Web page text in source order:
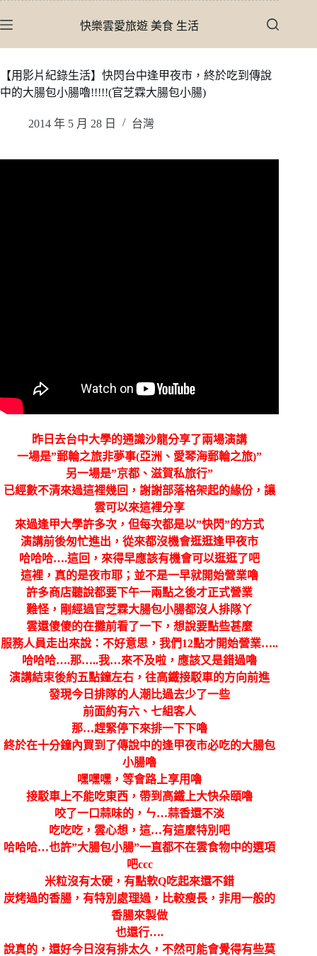
至
內
容
快樂雲愛旅遊 美食 生活
【用影片紀錄生活】快閃台中逢甲夜市，終於吃到傳說
中的大腸包小腸嚕!!!!!(官芝霖大腸包小腸)
2014 年 5 月 28 日 台灣
昨日去台中大學的通識沙龍分享了兩場演講
一場是”郵輪之旅非夢事(亞洲、愛琴海郵輪之旅)”
另一場是”京都、滋賀私旅行”
已經數不清來過這裡幾回，謝謝部落格架起的緣份，讓
雲可以來這裡分享
來過逢甲大學許多次，但每次都是以”快閃”的方式
演講前後匆忙進出，從來都沒機會逛逛逢甲夜市
哈哈哈….這回，來得早應該有機會可以逛逛了吧
這裡，真的是夜市耶；並不是一早就開始營業嚕
許多商店聽說都要下午一兩點之後才正式營業
難怪，剛經過官芝霖大腸包小腸都沒人排隊丫
雲還傻傻的在攤前看了一下，想說要點些甚麼
服務人員走出來說：不好意思，我們12點才開始營業…..
哈哈哈….那…..我…來不及啦，應該又是錯過嚕
演講結束後約五點鐘左右，往高鐵接駁車的方向前進
發現今日排隊的人潮比過去少了一些
前面約有六、七組客人
那…趕緊停下來排一下下嚕
終於在十分鐘內買到了傳說中的逢甲夜市必吃的大腸包
小腸嚕
嘿嘿嘿，等會路上享用嚕
接駁車上不能吃東西，帶到高鐵上大快朵頤嚕
咬了一口蒜味的，ㄣ…蒜香還不淡
吃吃吃，雲心想，這…有這麼特別吧
哈哈哈…也許”大腸包小腸”一直都不在雲食物中的選項
吧ccc
米粒沒有太硬，有點軟Q吃起來還不錯
炭烤過的香腸，有特別處理過，比較瘦長，非用一般的
香腸來製做
也還行….
說真的，還好今日沒有排太久，不然可能會覺得有些莫